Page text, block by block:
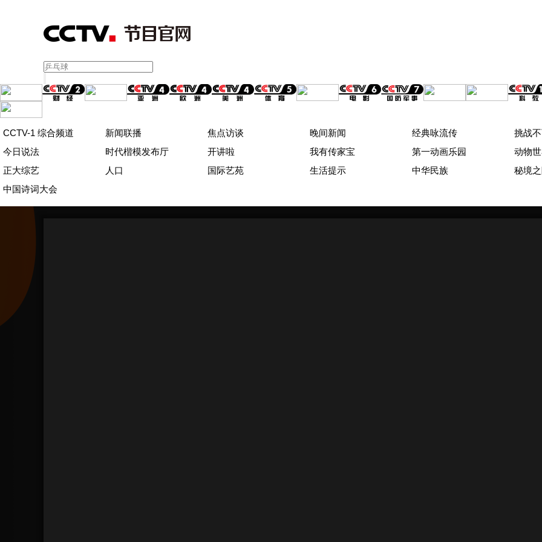
CCTV-1 综合频道 新闻联播 焦点访谈 晚间新闻 经典咏流传 挑战
今日说法
时代楷模发布厅 开讲啦 我有传家宝 第一动画乐园 动物
正大综艺
人口 国际艺苑 生活提示 中华民族 秘境
中国诗词大会